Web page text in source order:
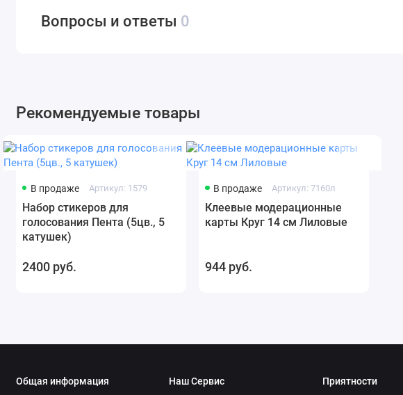
Вопросы и ответы 0
Рекомендуемые товары
В продаже Артикул: 1579
Набор стикеров для
голосования Пента (5цв., 5
катушек)
2400 руб.
В продаже Артикул: 7160л
Клеевые модерационные
карты Круг 14 см Лиловые
944 руб.
Общая информация Наш Сервис Приятности